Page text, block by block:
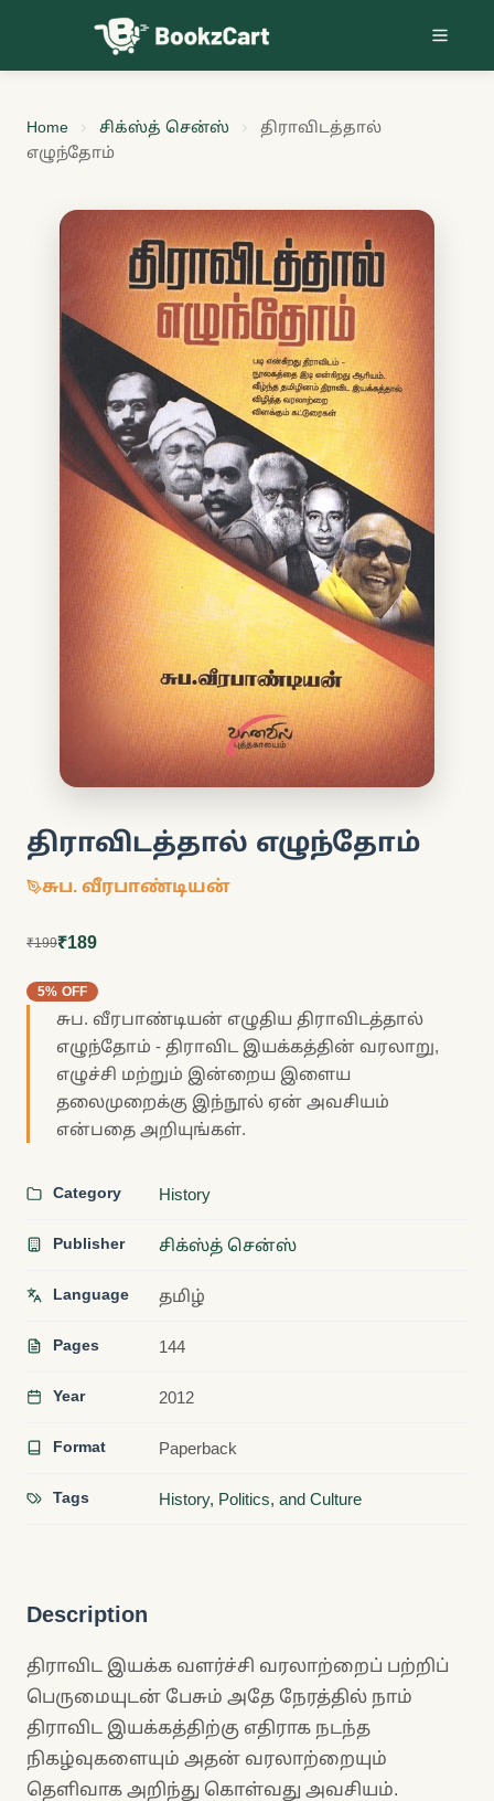
Skip to content
Home சிக்ஸ்த் சென்ஸ்
திராவிடத்தால்
எழுந்தோம்
திராவிடத்தால் எழுந்தோம்
சுப. வீரபாண்டியன்
₹199₹189
5% OFF
சுப. வீரபாண்டியன் எழுதிய திராவிடத்தால்
எழுந்தோம் - திராவிட இயக்கத்தின் வரலாறு,
எழுச்சி மற்றும் இன்றைய இளைய
தலைமுறைக்கு இந்நூல் ஏன் அவசியம்
என்பதை அறியுங்கள்.
Category History
Publisher சிக்ஸ்த் சென்ஸ்
Language தமிழ்
Pages 144
Year 2012
Format Paperback
Tags History, Politics, and Culture
Description
திராவிட இயக்க வளர்ச்சி வரலாற்றைப் பற்றிப்
பெருமையுடன் பேசும் அதே நேரத்தில் நாம்
திராவிட இயக்கத்திற்கு எதிராக நடந்த
நிகழ்வுகளையும் அதன் வரலாற்றையும்
தெளிவாக அறிந்து கொள்வது அவசியம்.